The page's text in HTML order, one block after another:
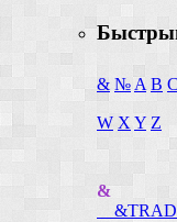
& № A B C
W X Y Z
&